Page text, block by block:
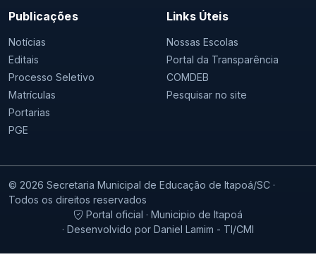
Publicações
Notícias
Editais
Processo Seletivo
Matrículas
Portarias
PGE
Links Úteis
Nossas Escolas
Portal da Transparência
COMDEB
Pesquisar no site
© 2026 Secretaria Municipal de Educação de Itapoá/SC ·
Todos os direitos reservados
Portal oficial · Municipio de Itapoá
· Desenvolvido por Daniel Lamim - TI/CMI